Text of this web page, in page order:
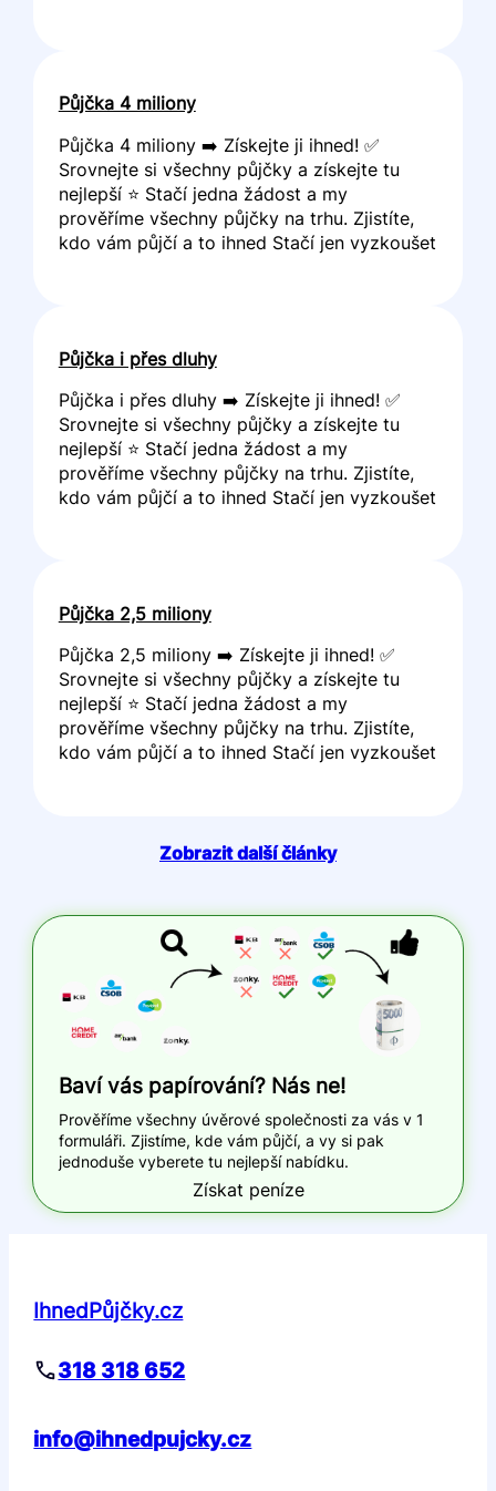
Půjčka 4 miliony
Půjčka 4 miliony ➡️ Získejte ji ihned! ✅
Srovnejte si všechny půjčky a získejte tu
nejlepší ⭐ Stačí jedna žádost a my
prověříme všechny půjčky na trhu. Zjistíte,
kdo vám půjčí a to ihned Stačí jen vyzkoušet
Půjčka i přes dluhy
Půjčka i přes dluhy ➡️ Získejte ji ihned! ✅
Srovnejte si všechny půjčky a získejte tu
nejlepší ⭐ Stačí jedna žádost a my
prověříme všechny půjčky na trhu. Zjistíte,
kdo vám půjčí a to ihned Stačí jen vyzkoušet
Půjčka 2,5 miliony
Půjčka 2,5 miliony ➡️ Získejte ji ihned! ✅
Srovnejte si všechny půjčky a získejte tu
nejlepší ⭐ Stačí jedna žádost a my
prověříme všechny půjčky na trhu. Zjistíte,
kdo vám půjčí a to ihned Stačí jen vyzkoušet
Zobrazit další články
Baví vás papírování? Nás ne!
Prověříme všechny úvěrové společnosti za vás v 1
formuláři. Zjistíme, kde vám půjčí, a vy si pak
jednoduše vyberete tu nejlepší nabídku.
Získat peníze
IhnedPůjčky.cz
318 318 652
info@ihnedpujcky.cz